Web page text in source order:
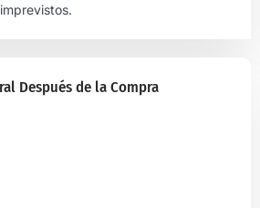
Después de la Compra